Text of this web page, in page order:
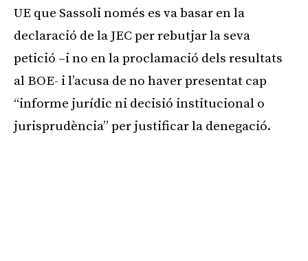
UE que Sassoli només es va basar en la
declaració de la JEC per rebutjar la seva
petició –i no en la proclamació dels resultats
al BOE- i l’acusa de no haver presentat cap
“informe jurídic ni decisió institucional o
jurisprudència” per justificar la denegació.